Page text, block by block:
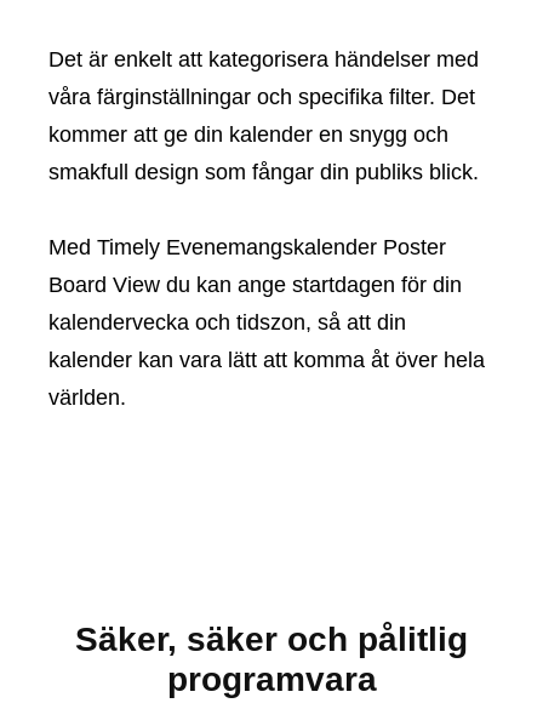
Det är enkelt att kategorisera händelser med
våra färginställningar och specifika filter. Det
kommer att ge din kalender en snygg och
smakfull design som fångar din publiks blick.
Med Timely Evenemangskalender Poster
Board View du kan ange startdagen för din
kalendervecka och tidszon, så att din
kalender kan vara lätt att komma åt över hela
världen.
Säker, säker och pålitlig
programvara